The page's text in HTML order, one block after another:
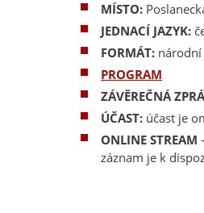
MÍSTO:
JEDNACÍ JAZYK:
FORMÁT:
PROGRAM
ZÁVĚREČNÁ
ÚČAST: účast je
ONLINE STREAM -
záznam je k